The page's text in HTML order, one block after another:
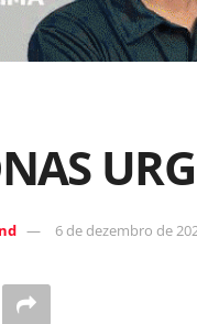
6 de dezembro de